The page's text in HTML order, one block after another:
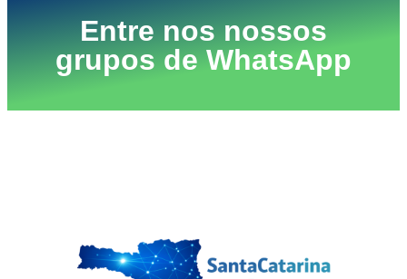
Entre nos nossos
grupos de WhatsApp